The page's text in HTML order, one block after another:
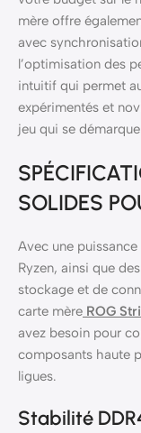
mère offre
avec
l’optimisation des
intuitif qui permet
expérimentés et
jeu qui se
SOLIDES
Avec une
Ryzen, ainsi que
stockage et de
carte mère ROG
avez besoin pour
composants haute
ligues.
Stabilité